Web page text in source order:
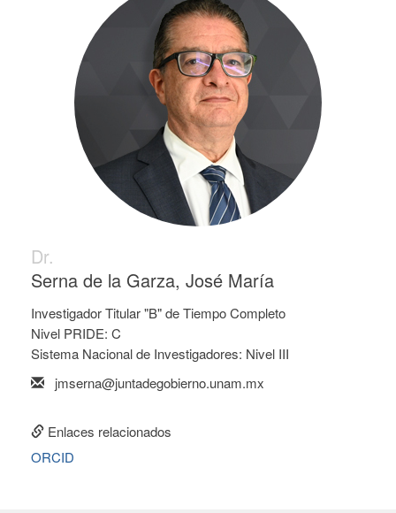
Dr.
Serna de la Garza, José María
Investigador Titular "B" de Tiempo Completo
Nivel PRIDE: C
Sistema Nacional de Investigadores: Nivel III
jmserna@juntadegobierno.unam.mx
Enlaces relacionados
ORCID